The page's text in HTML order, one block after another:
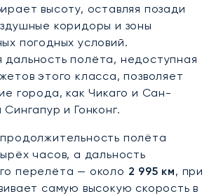
высоту, оставляя позади
коридоры и зоны
погодных условий.
полёта, недоступная
этого класса, позволяет
города, как Чикаго и Сан-
и Гонконг.
полёта
часов, а дальность
перелёта — около 2 995 км, при
самую высокую скорость в